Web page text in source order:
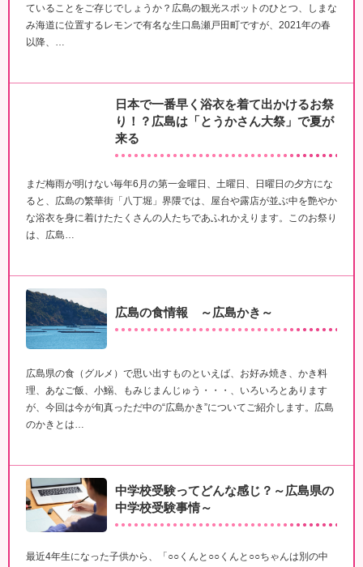
ていることをご存じでしょうか？広島の観光スポットのひとつ、しまな
み海道に位置するレモンで有名な生口島瀬戸田町ですが、2021年の春
以降、…
日本で一番早く浴衣を着て出かけるお祭
り！？広島は「とうかさん大祭」で夏が
来る
まだ梅雨が明けない毎年6月の第一金曜日、土曜日、日曜日の夕方にな
ると、広島の繁華街「八丁堀」界隈では、屋台や露店が並ぶ中を艶やか
な浴衣を身に着けたたくさんの人たちであふれかえります。このお祭り
は、広島…
広島の食情報 ～広島かき～
広島県の食（グルメ）で思い出すものといえば、お好み焼き、かき料
理、あなご飯、小鰯、もみじまんじゅう・・・、いろいろとあります
が、今回は今が旬真っただ中の“広島かき”についてご紹介します。広島
のかきとは…
中学校受験ってどんな感じ？～広島県の
中学校受験事情～
最近4年生になった子供から、「○○くんと○○くんと○○ちゃんは別の中